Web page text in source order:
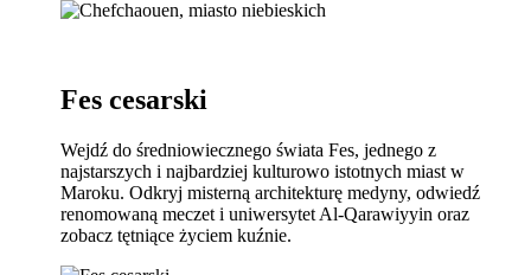
Fes cesarski
Wejdź do średniowiecznego świata Fes, jednego z
najstarszych i najbardziej kulturowo istotnych miast w
Maroku. Odkryj misterną architekturę medyny, odwiedź
renomowaną meczet i uniwersytet Al-Qarawiyyin oraz
zobacz tętniące życiem kuźnie.